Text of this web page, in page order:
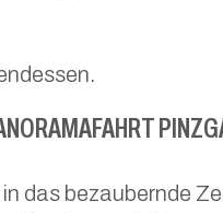
das bezaubernde